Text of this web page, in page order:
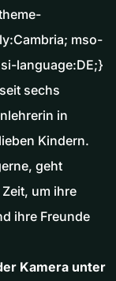
mso-
language:DE;}
sechs
in
Kindern.
geht
um ihre
ihre Freunde
Kamera unter